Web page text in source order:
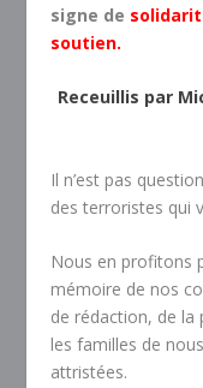
signe de
soutien.
Receuillis par
Il n’est pas
des terroristes qui
Nous en profitons
mémoire de nos
de rédaction, de
les familles de
attristées.